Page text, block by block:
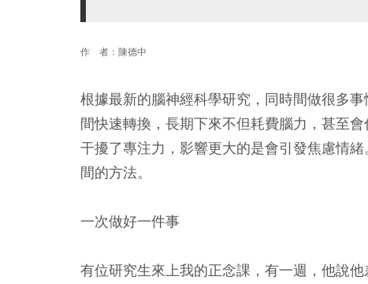
作 者： 陳德中
根據最新的腦神經科學研究，同時間做很多
間快速轉換，長期下來不但耗費腦力，甚至
干擾了專注力，影響更大的是會引發焦慮情
間的方法。
一次做好一件事
有位研究生來上我的正念課，有一週，他說